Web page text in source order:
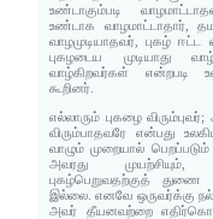
உண்டாகும்படி
உண்டாக வாழமாட்டாதார்,
வாழமுடியாதவர், புகழ் ஈட்ட
புகழடைய முடியாது
வாழ்கிறவர்கள் என்றபடி
கூறினர்.
எல்லாரும் புகழை
விரும்பாதவரே என்பது
வாழும் முறையால் பெறப்படும்
அவரது முயற்சியும்,
புகழ்பெறுவதற்குத் துணை
இல்லை. எனவே ஒருவர்க்கு
அவர் தீயனவற்றை